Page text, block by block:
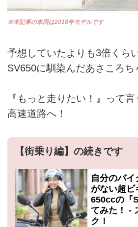
※本記事の車両は2018年モデルです
予想していたよりも3倍くら
SV650に馴染んだあさころち
『もっと走りたい！』って
高速道路へ！
【街乗り編】の続きです
自分のバイ
がない超ビ
650ccの『
てみた！ -
ク！